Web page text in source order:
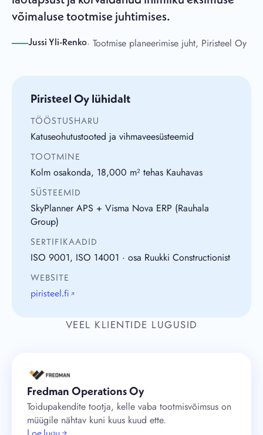
võimaluse tootmise juhtimises.
Jussi Yli-Renko· Tootmise planeerimise juht, Piristeel Oy
Piristeel Oy lühidalt
TÖÖSTUSHARU
Katuseohutustooted ja vihmaveesüsteemid
TOOTMINE
Kolm osakonda, 18,000 m² tehas Kauhavas
SÜSTEEMID
SkyPlanner APS + Visma Nova ERP (Rauhala
Group)
SERTIFIKAADID
ISO 9001, ISO 14001 · osa Ruukki Constructionist
WEBSITE
piristeel.fi ↗
VEEL KLIENTIDE LUGUSID
Fredman Operations Oy
Toidupakendite tootja, kelle vaba tootmisvõimsus on
müügile nähtav kuni kuus kuud ette.